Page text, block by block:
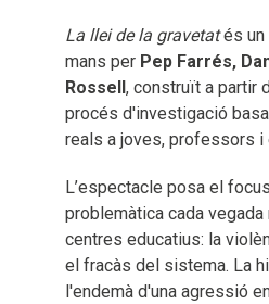
La llei de la gravetatés un
mans per Pep Farrés,
Rossell, construït a partir
procés d'investigació
reals a joves, professors i
L’espectacle posa el
problemàtica cada
centres educatius: la
el fracàs del sistema. La
l'endemà d'una agressió